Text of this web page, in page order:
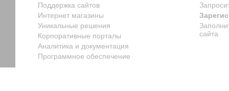
Поддержка сайтов
Интернет магазины
Уникальные решения
Корпоративные порталы
Аналитика и документация
Программное обеспечение
сайта